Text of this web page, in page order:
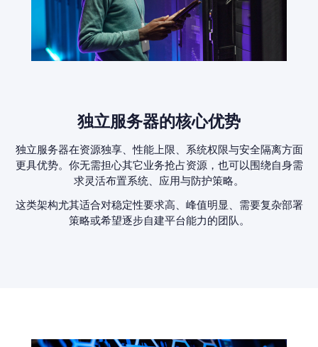
独立服务器的核心优势
独立服务器在资源独享、性能上限、系统权限与安全隔离方面
更具优势。你无需担心其它业务抢占资源，也可以围绕自身需
求灵活布置系统、应用与防护策略。
这类架构尤其适合对稳定性要求高、峰值明显、需要复杂部署
策略或希望逐步自建平台能力的团队。